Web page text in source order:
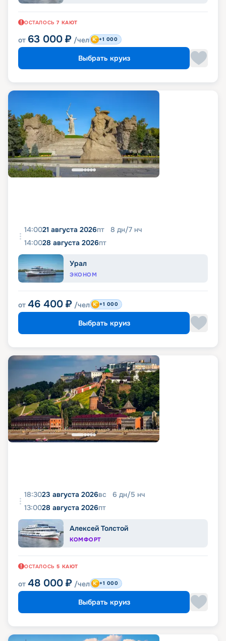
ОСТАЛОСЬ 7 КАЮТ
от 63 000 ₽ /чел +1 000
Выбрать круиз
14:0021 августа 2026пт 8 дн/7 нч
14:0028 августа 2026пт
Урал
ЭКОНОМ
от 46 400 ₽ /чел +1 000
Выбрать круиз
18:3023 августа 2026вс 6 дн/5 нч
13:0028 августа 2026пт
Алексей Толстой
КОМФОРТ
ОСТАЛОСЬ 5 КАЮТ
от 48 000 ₽ /чел +1 000
Выбрать круиз